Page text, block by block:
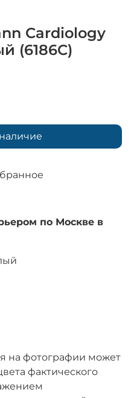
Cardiology
(6186C)
по Москве в
на фотографии может
фактического